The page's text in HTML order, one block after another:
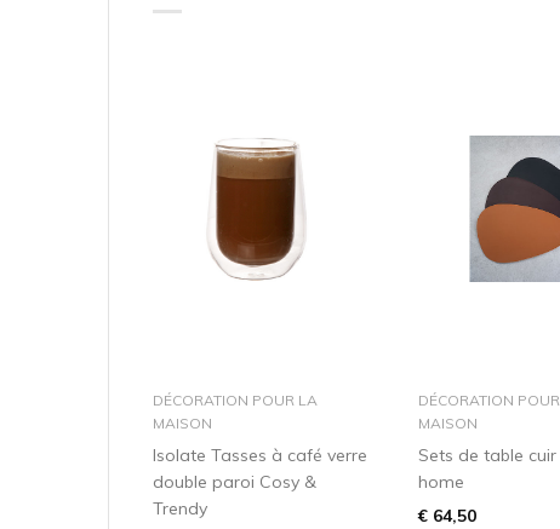
dans le panier
DÉCORATION POUR LA
MAISON
Isolate Tasses à café verre
double paroi Cosy &
Trendy
dans le
DÉCORATION
MAISON
Sets de table cuir
home
€ 64,50